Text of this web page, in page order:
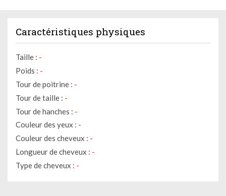
Caractéristiques physiques
Taille : -
Poids : -
Tour de poitrine : -
Tour de taille : -
Tour de hanches : -
Couleur des yeux : -
Couleur des cheveux : -
Longueur de cheveux : -
Type de cheveux : -